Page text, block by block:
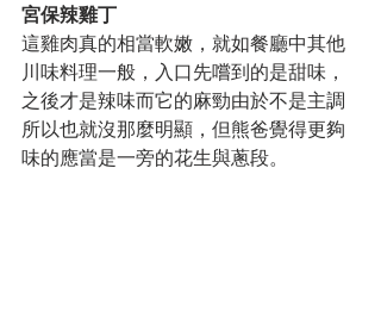
宮保辣雞丁
這雞肉真的相當軟嫩，就如餐廳中其他
川味料理一般，入口先嚐到的是甜味，
之後才是辣味而它的麻勁由於不是主調
所以也就沒那麼明顯，但熊爸覺得更夠
味的應當是一旁的花生與蔥段。